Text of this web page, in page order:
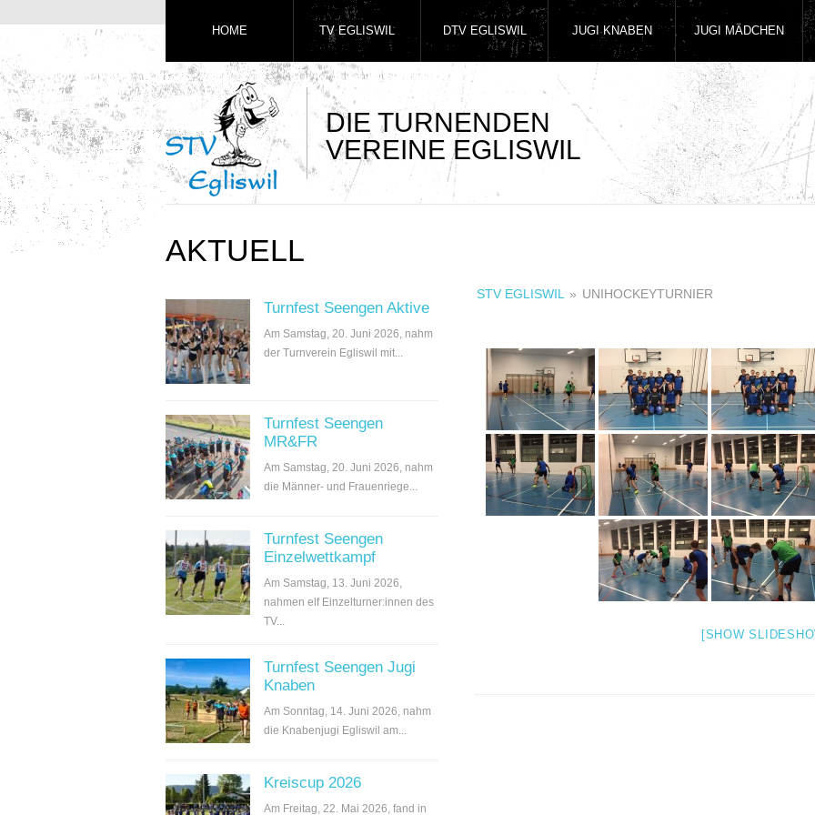
DIE TURNENDEN
VEREINE EGLISWIL
HOME TV EGLISWIL DTV EGLISWIL JUGI KNABEN JUGI MÄDCHEN
AKTUELL
Turnfest Seengen Aktive
Am Samstag, 20. Juni 2026, nahm
der Turnverein Egliswil mit...
Turnfest Seengen
MR&FR
Am Samstag, 20. Juni 2026, nahm
die Männer- und Frauenriege...
Turnfest Seengen
Einzelwettkampf
Am Samstag, 13. Juni 2026,
nahmen elf Einzelturner:innen des
TV...
Turnfest Seengen Jugi
Knaben
Am Sonntag, 14. Juni 2026, nahm
die Knabenjugi Egliswil am...
Kreiscup 2026
Am Freitag, 22. Mai 2026, fand in
STV EGLISWIL » UNIHOCKEYTURNIER
[SHOW